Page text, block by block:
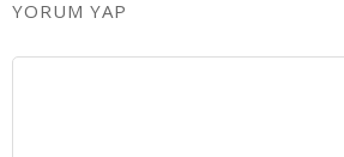
YORUM YAP